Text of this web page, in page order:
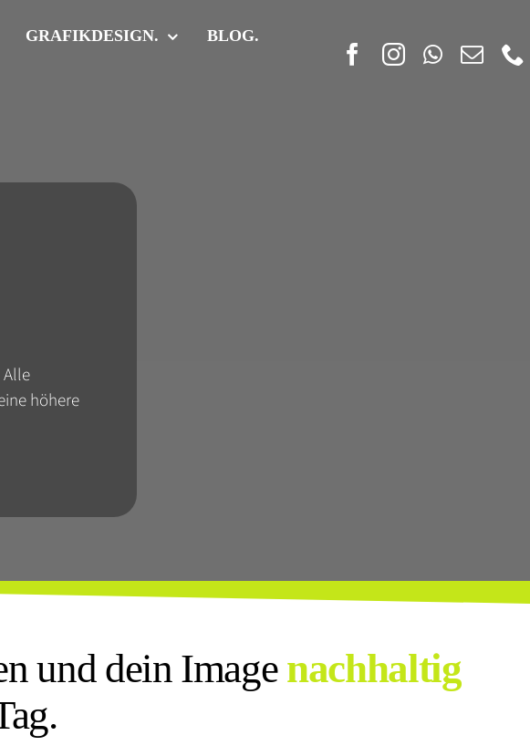
GRAFIKDESIGN. BLOG.
höhere
und dein Image nachhaltig